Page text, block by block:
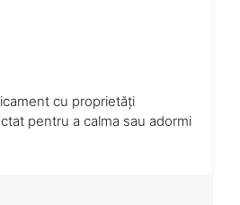
cu proprietăți
pentru a calma sau adormi